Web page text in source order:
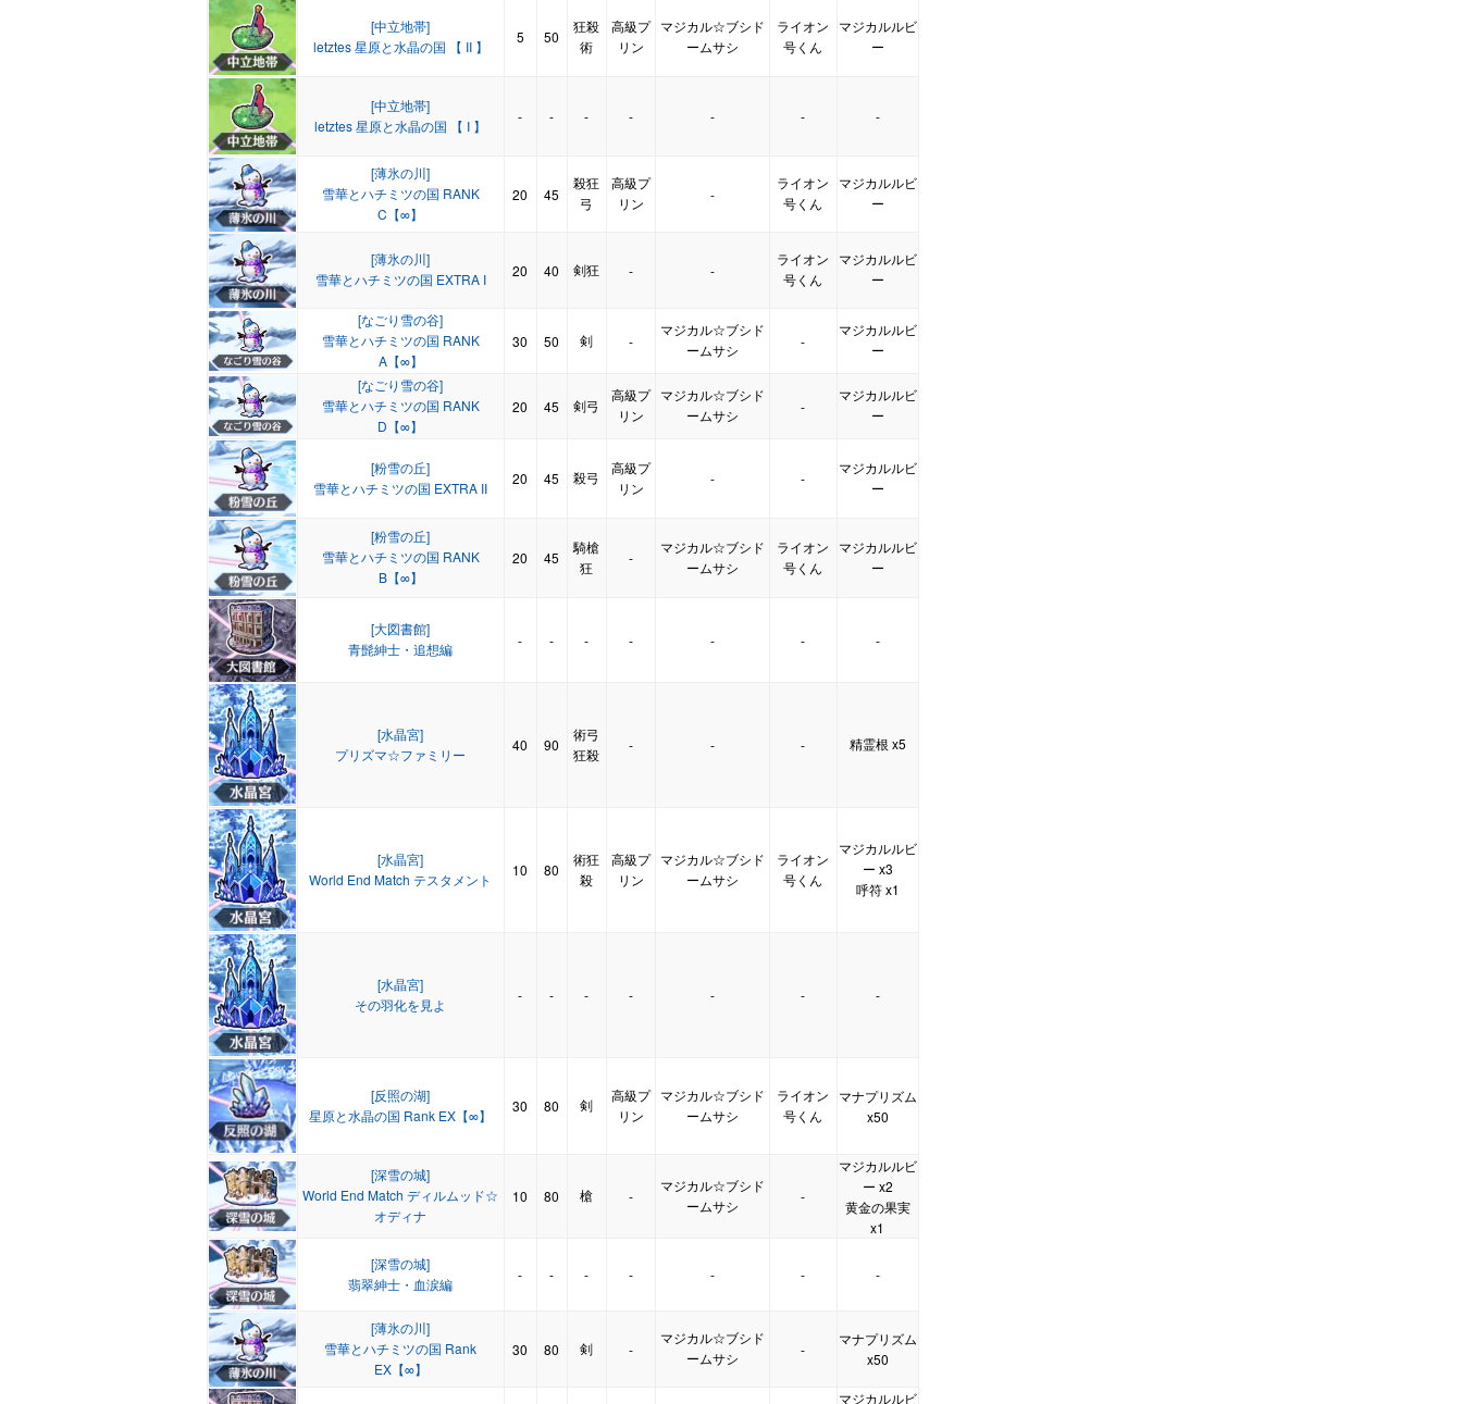
[中立地帯]
letztes 星原と水晶の国 【 II 】
5 50
狂殺
術
高級プ
リン
マジカル☆ブシド
ームサシ
ライオン
号くん
マジカルルビ
ー
[中立地帯]
letztes 星原と水晶の国 【 I 】
- - - - - - -
[薄氷の川]
雪華とハチミツの国 RANK
C【∞】
20 45
殺狂
弓
高級プ
リン
-
ライオン
号くん
マジカルルビ
ー
[薄氷の川]
雪華とハチミツの国 EXTRA I
20 40 剣狂 - -
ライオン
号くん
マジカルルビ
ー
[なごり雪の谷]
雪華とハチミツの国 RANK
A【∞】
30 50 剣 -
マジカル☆ブシド
ームサシ
-
マジカルルビ
ー
[なごり雪の谷]
雪華とハチミツの国 RANK
D【∞】
20 45 剣弓
高級プ
リン
マジカル☆ブシド
ームサシ
-
マジカルルビ
ー
[粉雪の丘]
雪華とハチミツの国 EXTRA II
20 45 殺弓
高級プ
リン
- -
マジカルルビ
ー
[粉雪の丘]
雪華とハチミツの国 RANK
B【∞】
20 45
騎槍
狂
-
マジカル☆ブシド
ームサシ
ライオン
号くん
マジカルルビ
ー
[大図書館]
青髭紳士・追想編
- - - - - - -
[水晶宮]
プリズマ☆ファミリー
40 90
術弓
狂殺
- - - 精霊根 x5
[水晶宮]
World End Match テスタメント
10 80
術狂
殺
高級プ
リン
マジカル☆ブシド
ームサシ
ライオン
号くん
マジカルルビ
ー x3
呼符 x1
[水晶宮]
その羽化を見よ
- - - - - - -
[反照の湖]
星原と水晶の国 Rank EX【∞】
30 80 剣
高級プ
リン
マジカル☆ブシド
ームサシ
ライオン
号くん
マナプリズム
x50
[深雪の城]
World End Match ディルムッド☆
オディナ
10 80 槍 -
マジカル☆ブシド
ームサシ
-
マジカルルビ
ー x2
黄金の果実
x1
[深雪の城]
翡翠紳士・血涙編
- - - - - - -
[薄氷の川]
雪華とハチミツの国 Rank
EX【∞】
30 80 剣 -
マジカル☆ブシド
ームサシ
-
マナプリズム
x50
マジカルルビ